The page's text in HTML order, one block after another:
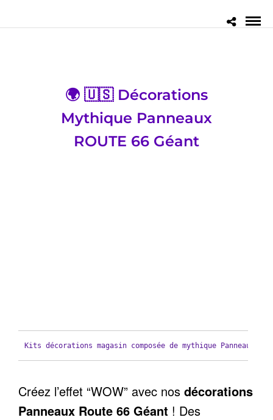
🌍 🇺🇸 Décorations
Mythique Panneaux
ROUTE 66 Géant
Kits décorations magasin composée de mythique Panneaux
Créez l’effet “WOW” avec nos décorations
Panneaux Route 66 Géant ! Des